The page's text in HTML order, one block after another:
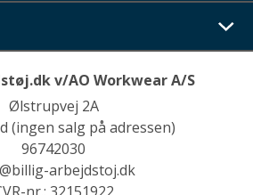
v/AO Workwear A/S
Ølstrupvej 2A
(ingen salg på adressen)
96742030
arbejdstoj.dk